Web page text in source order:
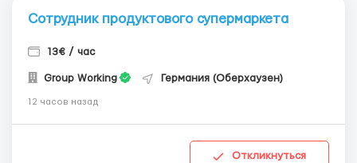
Сотрудник продуктового супермаркета
13€ / час
Group Working Германия (Оберхаузен)
12 часов назад
Откликнуться